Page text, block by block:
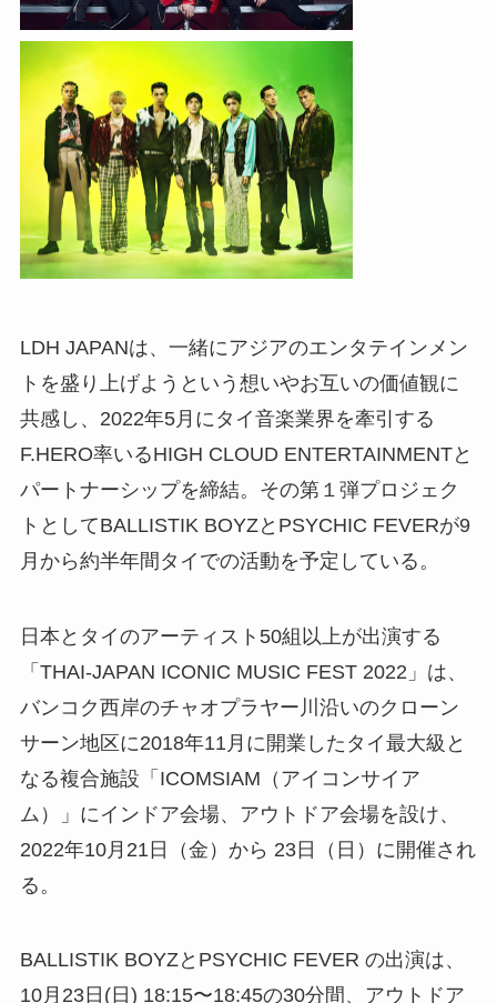
LDH JAPANは、一緒にアジアのエンタテインメン
トを盛り上げようという想いやお互いの価値観に
共感し、2022年5月にタイ音楽業界を牽引する
F.HERO率いるHIGH CLOUD ENTERTAINMENTと
パートナーシップを締結。その第１弾プロジェク
トとしてBALLISTIK BOYZとPSYCHIC FEVERが9
月から約半年間タイでの活動を予定している。
日本とタイのアーティスト50組以上が出演する
「THAI-JAPAN ICONIC MUSIC FEST 2022」は、
バンコク西岸のチャオプラヤー川沿いのクローン
サーン地区に2018年11月に開業したタイ最大級と
なる複合施設「ICOMSIAM（アイコンサイア
ム）」にインドア会場、アウトドア会場を設け、
2022年10月21日（金）から 23日（日）に開催され
る。
BALLISTIK BOYZとPSYCHIC FEVER の出演は、
10月23日(日) 18:15〜18:45の30分間、アウトドア